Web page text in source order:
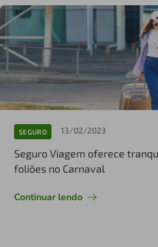
SEGURO 13/02/2023
Seguro Viagem oferece
foliões no Carnaval
Continuar lendo